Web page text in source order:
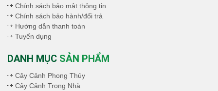
Chính sách bảo mật thông tin
Chính sách bảo hành/đổi trả
Hướng dẫn thanh toán
Tuyển dụng
DANH MỤC SẢN PHẨM
Cây Cảnh Phong Thủy
Cây Cảnh Trong Nhà